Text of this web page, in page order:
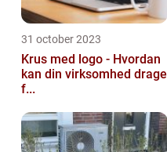
31 october 2023
Krus med logo - Hvordan
kan din virksomhed drage
f...